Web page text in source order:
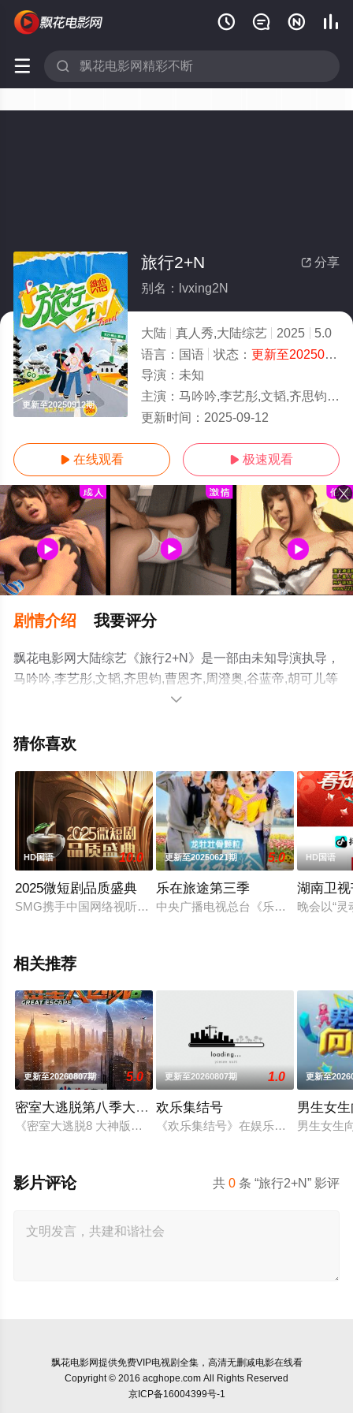
   
 
更新至20250912期
 分享
旅行2+N
别名：lvxing2N
大陆 真人秀,大陆综艺 2025
5.0
语言： 国语 状态： 更新至20250912期
导演： 未知
主演： 马吟吟,李艺彤,文韬,齐思钧,曹恩齐,周澄奥,谷蓝帝,胡可儿
更新时间： 2025-09-12
 在线观看  极速观看
剧情介绍 我要评分
飘花电影网大陆综艺《旅行2+N》是一部由未知导演执导，
马吟吟,李艺彤,文韬,齐思钧,曹恩齐,周澄奥,谷蓝帝,胡可儿等
演员精彩演绎的大陆综艺，手机免费观看高清未删减完整
艺、电视猫或剧情网等平台了解。

猜你喜欢
HD国语 10.0
2025微短剧品质盛典
SMG携手中国网络视听协会共同推出“聚微成光 融汇东方 2025
更新至20250621期 5.0
乐在旅途第三季
中央广播电视总台《乐在旅途》第三
HD国语
湖南卫
晚会以“
相关推荐
更新至20260807期 5.0
密室大逃脱第八季大神版
《密室大逃脱8 大神版》是芒果TV超大型密室逃脱真人秀《密
更新至20260807期 1.0
欢乐集结号
《欢乐集结号》在娱乐资讯类栏目
更新至
男生女
男生女生
共0 条 “旅行2+N” 影评
影片评论
飘花电影网提供免费VIP电视剧全集，高清无删减电影在线看
Copyright © 2016 acghope.com All Rights Reserved
京ICP备16004399号-1